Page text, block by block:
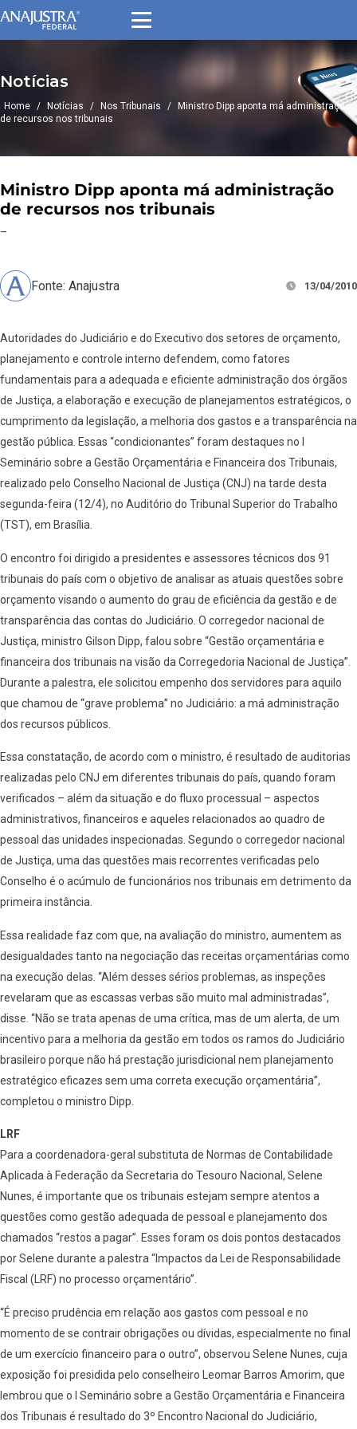
Notícias
Home / Notícias / Nos Tribunais /
Ministro Dipp aponta má administração
de recursos nos tribunais
Ministro Dipp aponta má administração
de recursos nos tribunais
–
Fonte: Anajustra 13/04/2010
Autoridades do Judiciário e do Executivo dos setores de orçamento,
planejamento e controle interno defendem, como fatores
fundamentais para a adequada e eficiente administração dos órgãos
de Justiça, a elaboração e execução de planejamentos estratégicos, o
cumprimento da legislação, a melhoria dos gastos e a transparência na
gestão pública. Essas “condicionantes” foram destaques no I
Seminário sobre a Gestão Orçamentária e Financeira dos Tribunais,
realizado pelo Conselho Nacional de Justiça (CNJ) na tarde desta
segunda-feira (12/4), no Auditório do Tribunal Superior do Trabalho
(TST), em Brasília.
O encontro foi dirigido a presidentes e assessores técnicos dos 91
tribunais do país com o objetivo de analisar as atuais questões sobre
orçamento visando o aumento do grau de eficiência da gestão e de
transparência das contas do Judiciário. O corregedor nacional de
Justiça, ministro Gilson Dipp, falou sobre “Gestão orçamentária e
financeira dos tribunais na visão da Corregedoria Nacional de Justiça”.
Durante a palestra, ele solicitou empenho dos servidores para aquilo
que chamou de “grave problema” no Judiciário: a má administração
dos recursos públicos.
Essa constatação, de acordo com o ministro, é resultado de auditorias
realizadas pelo CNJ em diferentes tribunais do país, quando foram
verificados – além da situação e do fluxo processual – aspectos
administrativos, financeiros e aqueles relacionados ao quadro de
pessoal das unidades inspecionadas. Segundo o corregedor nacional
de Justiça, uma das questões mais recorrentes verificadas pelo
Conselho é o acúmulo de funcionários nos tribunais em detrimento da
primeira instância.
Essa realidade faz com que, na avaliação do ministro, aumentem as
desigualdades tanto na negociação das receitas orçamentárias como
na execução delas. “Além desses sérios problemas, as inspeções
revelaram que as escassas verbas são muito mal administradas”,
disse. “Não se trata apenas de uma crítica, mas de um alerta, de um
incentivo para a melhoria da gestão em todos os ramos do Judiciário
brasileiro porque não há prestação jurisdicional nem planejamento
estratégico eficazes sem uma correta execução orçamentária”,
completou o ministro Dipp.
LRF
Para a coordenadora-geral substituta de Normas de Contabilidade
Aplicada à Federação da Secretaria do Tesouro Nacional, Selene
Nunes, é importante que os tribunais estejam sempre atentos a
questões como gestão adequada de pessoal e planejamento dos
chamados “restos a pagar”. Esses foram os dois pontos destacados
por Selene durante a palestra “Impactos da Lei de Responsabilidade
Fiscal (LRF) no processo orçamentário”.
“É preciso prudência em relação aos gastos com pessoal e no
momento de se contrair obrigações ou dívidas, especialmente no final
de um exercício financeiro para o outro”, observou Selene Nunes, cuja
exposição foi presidida pelo conselheiro Leomar Barros Amorim, que
lembrou que o I Seminário sobre a Gestão Orçamentária e Financeira
dos Tribunais é resultado do 3º Encontro Nacional do Judiciário,